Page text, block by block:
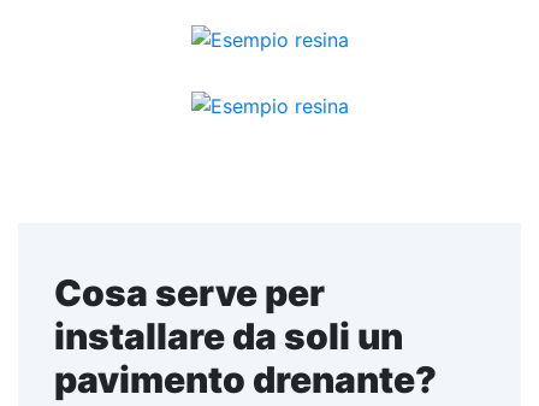
Cosa serve per
installare da soli un
pavimento drenante?